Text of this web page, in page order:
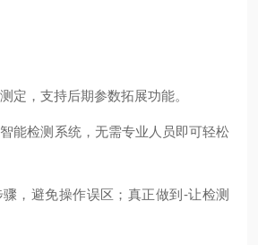
定，支持后期参数拓展功能。
能检测系统，无需专业人员即可轻松
，避免操作误区；真正做到-让检测